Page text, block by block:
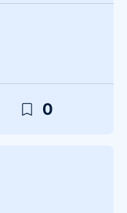
bookmark_border 0